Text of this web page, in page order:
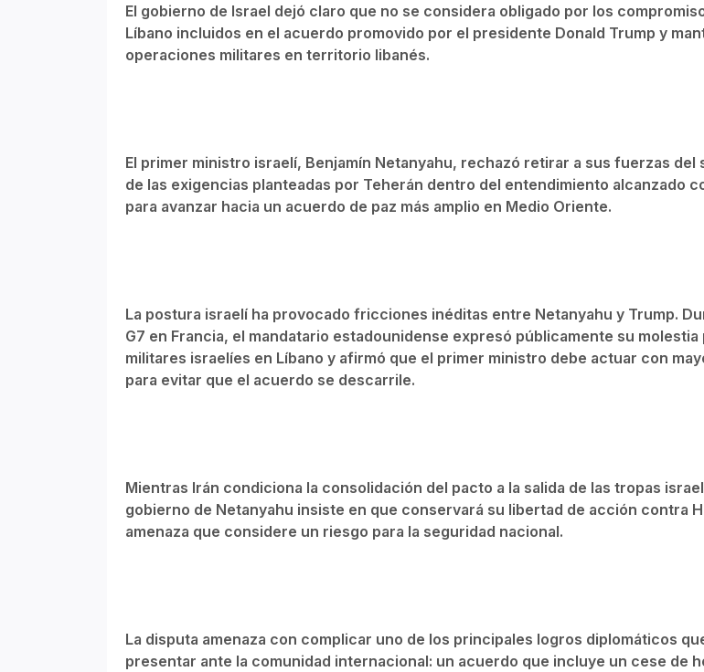
El gobierno de Israel dejó claro que no se considera obligado por los
Líbano incluidos en el acuerdo promovido por el presidente Donald Trump y
operaciones militares en territorio libanés.
El primer ministro israelí, Benjamín Netanyahu, rechazó retirar a sus fuerzas del
de las exigencias planteadas por Teherán dentro del entendimiento alcanzado
para avanzar hacia un acuerdo de paz más amplio en Medio Oriente.
La postura israelí ha provocado fricciones inéditas entre Netanyahu y Trump.
G7 en Francia, el mandatario estadounidense expresó públicamente su
militares israelíes en Líbano y afirmó que el primer ministro debe actuar con
para evitar que el acuerdo se descarrile.
Mientras Irán condiciona la consolidación del pacto a la salida de las tropas
gobierno de Netanyahu insiste en que conservará su libertad de acción contra
amenaza que considere un riesgo para la seguridad nacional.
La disputa amenaza con complicar uno de los principales logros diplomáticos
presentar ante la comunidad internacional: un acuerdo que incluye un cese de